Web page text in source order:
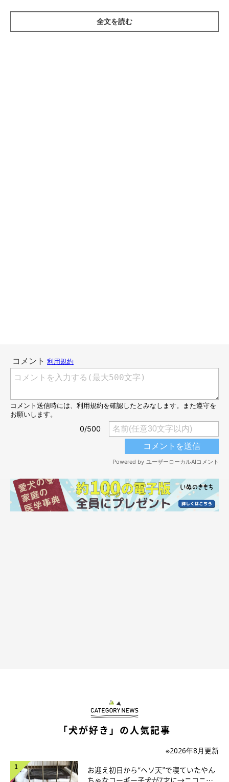
ネムネムネムネム……💤ぽん🐾
— くまぽん (@kuma_pon0907)October 20, 2022
「エンドレスで見れます！！！！なにも
「可愛すぎて困りますよこれは」「ぽんちゃん 猫ちゃんな
の？」などと、たくさんの反響が寄せられていました。
ぽん太郎くんの「フミフミ」は普段からよく
見られる
全文を読む
「犬が好き」の人気記事
※2026年8月更新
お迎え初日から“ヘソ天”で寝ていたやん